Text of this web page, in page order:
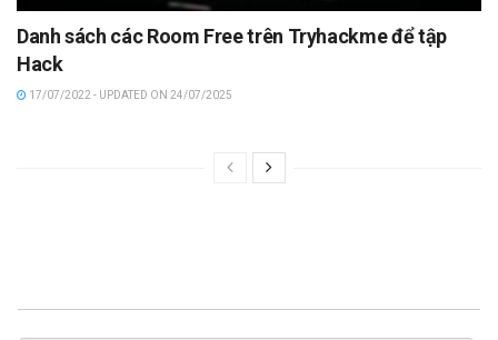
Danh sách các Room Free trên Tryhackme để tập
Hack
17/07/2022 - UPDATED ON 24/07/2025